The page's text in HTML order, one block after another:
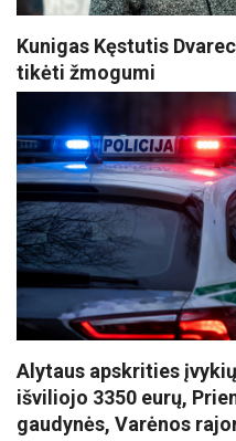
Kunigas Kęstutis
tikėti žmogumi
Alytaus apskrities
išviliojo 3350 eurų,
gaudynės, Varėnos